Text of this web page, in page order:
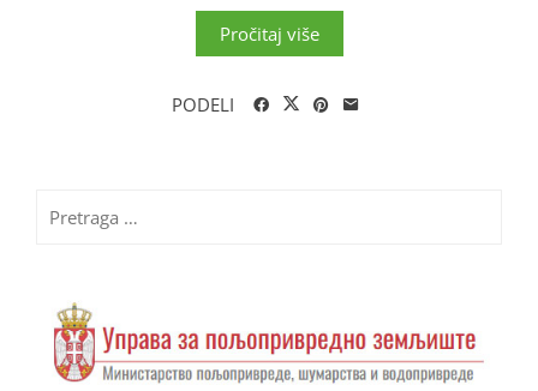
Pročitaj više
PODELI
za: